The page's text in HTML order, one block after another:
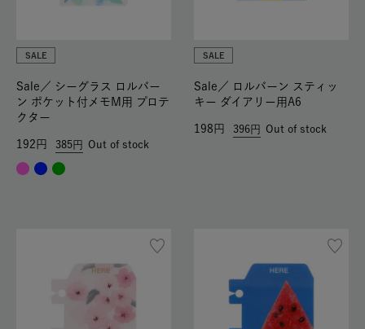
SALE
Sale／ シーグラス ロルバー
ン ポケット付メモM用 プロテ
クター
385
192 Out of stock
SALE
Sale／
ロルバーン スティッ
キー ダイアリー用A6
396
198 Out of stock